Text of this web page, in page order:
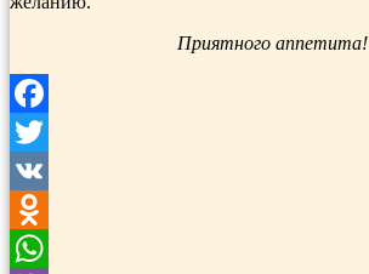
Приятного аппетита!
Facebook
Twitter
VK
Odnoklassniki